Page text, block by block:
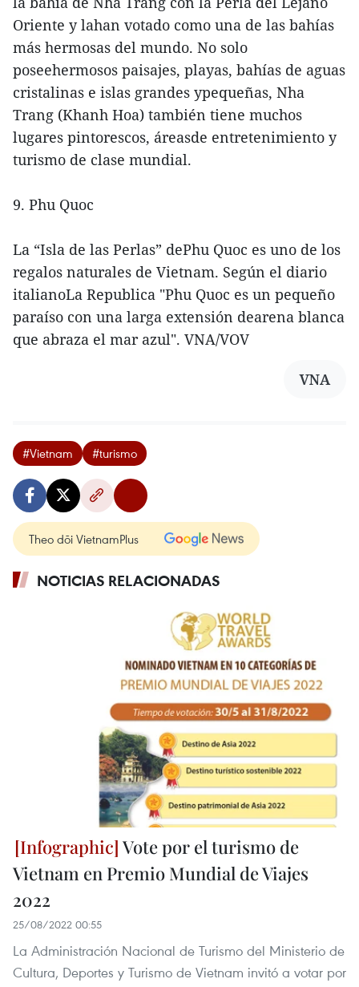
Oriente y lahan votado como una de las bahías
más hermosas del mundo. No solo
poseehermosos paisajes, playas, bahías de aguas
cristalinas e islas grandes ypequeñas, Nha
Trang (Khanh Hoa) también tiene muchos
lugares pintorescos, áreasde entretenimiento y
turismo de clase mundial.
9. Phu Quoc
La “Isla de las Perlas” dePhu Quoc es uno de los
regalos naturales de Vietnam. Según el diario
italianoLa Republica "Phu Quoc es un pequeño
paraíso con una larga extensión dearena blanca
que abraza el mar azul". VNA/VOV
VNA
#Vietnam #turismo
Theo dõi VietnamPlus
NOTICIAS RELACIONADAS
Vote por el turismo de
Vietnam en Premio Mundial de Viajes
2022
25/08/2022 00:55
La Administración Nacional de Turismo del Ministerio de
Cultura, Deportes y Turismo de Vietnam invitó a votar por